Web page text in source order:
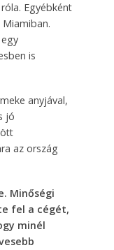
Egyébként
is
anyjával,
jó
az ország
Minőségi
fel a cégét,
minél